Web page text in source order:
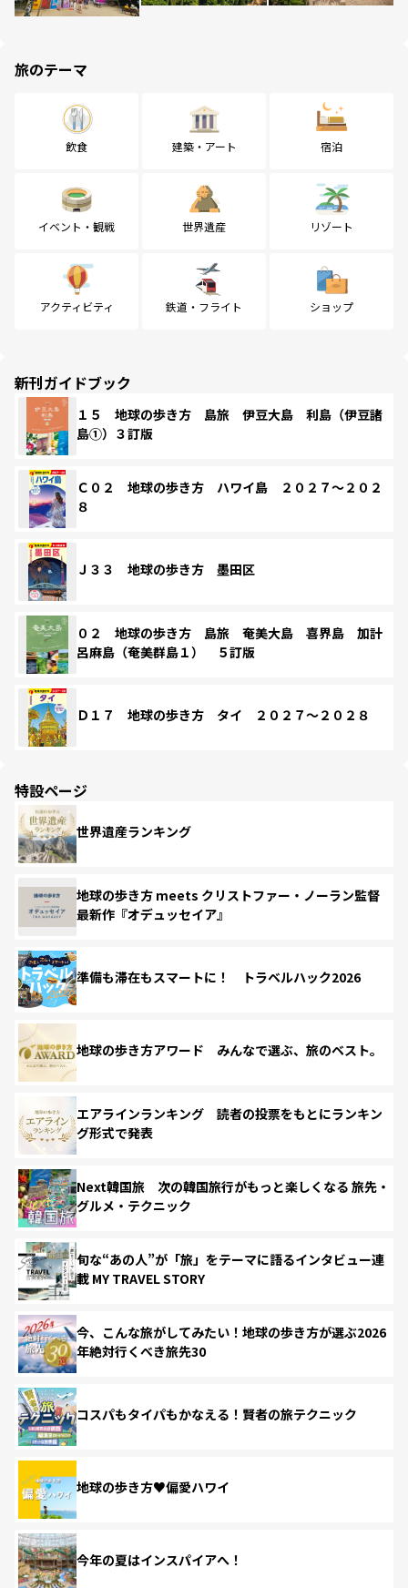
旅のテーマ
飲食 建築・アート 宿泊
イベント・観戦 世界遺産 リゾート
アクティビティ 鉄道・フライト ショップ
新刊ガイドブック
１５ 地球の歩き方 島旅 伊豆大島 利島（伊豆諸
島①）３訂版
Ｃ０２ 地球の歩き方 ハワイ島 ２０２７～２０２
８
Ｊ３３ 地球の歩き方 墨田区
０２ 地球の歩き方 島旅 奄美大島 喜界島 加計
呂麻島（奄美群島１） ５訂版
Ｄ１７ 地球の歩き方 タイ ２０２７～２０２８
特設ページ
世界遺産ランキング
地球の歩き方 meets クリストファー・ノーラン監督
最新作『オデュッセイア』
準備も滞在もスマートに！ トラベルハック2026
地球の歩き方アワード みんなで選ぶ、旅のベスト。
エアラインランキング 読者の投票をもとにランキン
グ形式で発表
Next韓国旅 次の韓国旅行がもっと楽しくなる 旅先・
グルメ・テクニック
旬な“あの人”が「旅」をテーマに語るインタビュー連
載 MY TRAVEL STORY
今、こんな旅がしてみたい！地球の歩き方が選ぶ2026
年絶対行くべき旅先30
コスパもタイパもかなえる！賢者の旅テクニック
地球の歩き方♥偏愛ハワイ
今年の夏はインスパイアへ！